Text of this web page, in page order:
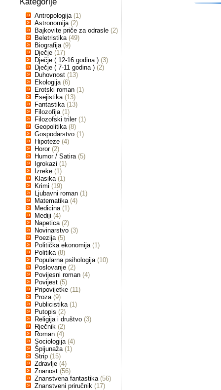
Antropologija (1)
Astronomija (2)
Bajkovite priče za odrasle (2)
Beletristika (49)
Biografija (9)
Dječje (17)
Dječje ( 12-16 godina ) (3)
Dječje ( 7-11 godina ) (2)
Duhovnost (13)
Ekologija (6)
Erotski roman (1)
Esejistika (13)
Fantastika (13)
Filozofija (1)
Filozofski triler (1)
Geopolitika (8)
Gospodarstvo (1)
Hipoteze (4)
Horor (2)
Humor / Satira (5)
Igrokazi (1)
Izreke (1)
Klasika (1)
Krimi (19)
Ljubavni roman (1)
Matematika (4)
Medicina (1)
Mediji (4)
Napetica (2)
Novinarstvo (3)
Poezija (5)
Politička ekonomija (1)
Politika (8)
Popularna psihologija (10)
Poslovanje (2)
Povijesni roman (4)
Povijest (5)
Pripovijetke (11)
Proza (9)
Publicistika (1)
Putopis (2)
Religija i društvo (3)
Rječnik (2)
Roman (4)
Sociologija (4)
Špijunaža (1)
Strip (15)
Zdravlje (4)
Znanost (56)
Znanstvena fantastika (56)
Znanstveni priručnik (17)